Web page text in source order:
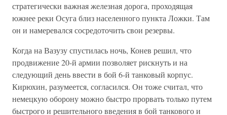
стратегически важная железная дорога, проходящая
южнее реки Осуга близ населенного пункта Ложки. Там
он и намеревался сосредоточить свои резервы.
Когда на Вазузу спустилась ночь, Конев решил, что
продвижение 20-й армии позволяет рискнуть и на
следующий день ввести в бой 6-й танковый корпус.
Кирюхин, разумеется, согласился. Он тоже считал, что
немецкую оборону можно быстро прорвать только путем
быстрого и решительного введения в бой танкового и